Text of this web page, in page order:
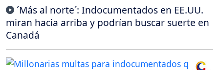
´Más al norte´: Indocumentados en EE.UU.
miran hacia arriba y podrían buscar suerte en
Canadá